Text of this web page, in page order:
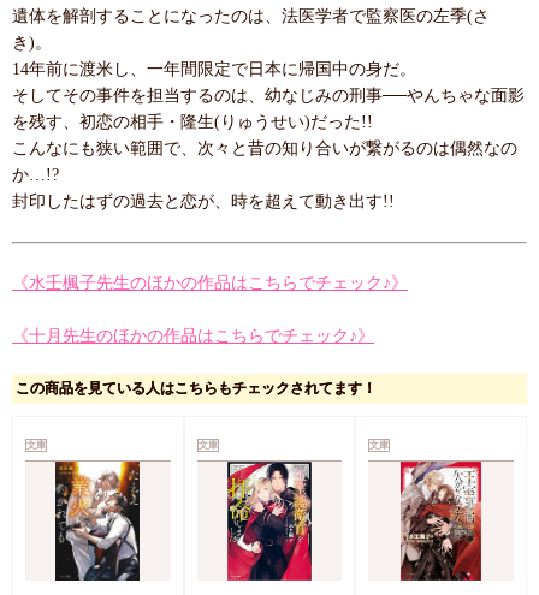
遺体を解剖することになったのは、法医学者で監察医の左季(さ
き)。
14年前に渡米し、一年間限定で日本に帰国中の身だ。
そしてその事件を担当するのは、幼なじみの刑事──やんちゃな面影
を残す、初恋の相手・隆生(りゅうせい)だった!!
こんなにも狭い範囲で、次々と昔の知り合いが繋がるのは偶然なの
か…!?
封印したはずの過去と恋が、時を超えて動き出す!!
《水壬楓子先生のほかの作品はこちらでチェック♪》
《十月先生のほかの作品はこちらでチェック♪》
この商品を見ている人はこちらもチェックされてます！
文庫 文庫 文庫